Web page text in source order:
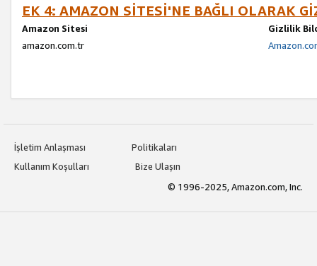
EK 4: AMAZON SİTESİ'NE BAĞLI OLARAK
Amazon Sitesi
Gizlilik
amazon.com.tr
İşletim Anlaşması
Politikaları
Kullanım Koşulları
Bize Ulaşın
© 1996-2025, Amazon.com, Inc.